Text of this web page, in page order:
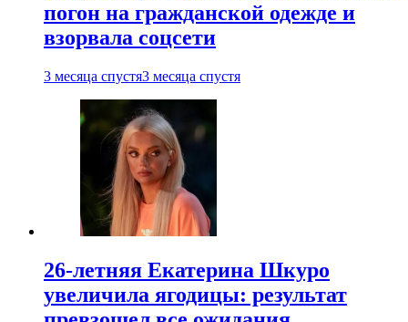
погон на гражданской одежде и
взорвала соцсети
3 месяца спустя3 месяца спустя
26-летняя Екатерина Шкуро
увеличила ягодицы: результат